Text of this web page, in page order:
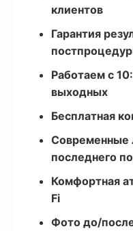
клиентов
Гарантия
Работаем с
выходных
Бесплатная
Современные
последнего
Комфортная
Fi
Фото до/